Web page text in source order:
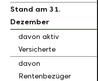
Stand am 31.
Dezember
davon aktiv
Versicherte
davon
Rentenbezüger
Stand am 31.
Dezember
davon aktiv
Versicherte
davon
Rentenbezüger